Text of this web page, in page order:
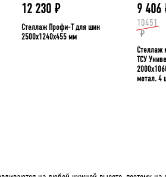
12 230 ₽
Стеллаж Профи-Т для шин
2500x1240x455 мм
9 406
10451
₽
Стеллаж
ТСУ
метал. 4